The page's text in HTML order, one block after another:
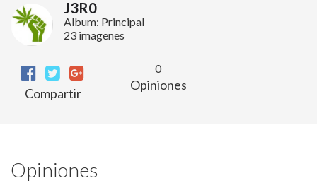
J3R0
Album: Principal
23 imagenes
Compartir
0
Opiniones
Opiniones